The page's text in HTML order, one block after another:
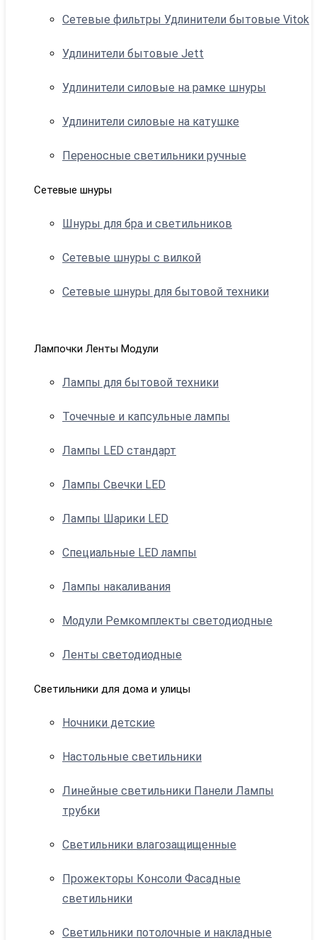
Сетевые фильтры Удлинители бытовые Vitok
Удлинители бытовые Jett
Удлинители силовые на рамке шнуры
Удлинители силовые на катушке
Переносные светильники ручные
Сетевые шнуры
Шнуры для бра и светильников
Сетевые шнуры с вилкой
Сетевые шнуры для бытовой техники
Лампочки Ленты Модули
Лампы для бытовой техники
Точечные и капсульные лампы
Лампы LED стандарт
Лампы Свечки LED
Лампы Шарики LED
Специальные LED лампы
Лампы накаливания
Модули Ремкомплекты светодиодные
Ленты светодиодные
Светильники для дома и улицы
Ночники детские
Настольные светильники
Линейные светильники Панели Лампы
трубки
Светильники влагозащищенные
Прожекторы Консоли Фасадные
светильники
Светильники потолочные и накладные